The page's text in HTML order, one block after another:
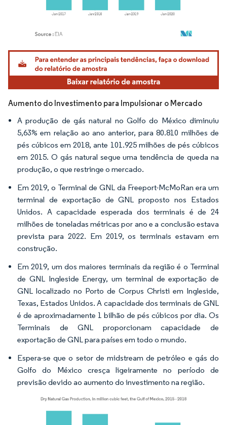
Imagem © Mordor Intelligence. O reuso requer atribuição conforme CC BY 4.0.
Aumento do Investimento para Impulsionar o Mercado
A produção de gás natural no Golfo do México diminuiu
5,63% em relação ao ano anterior, para 80.810 milhões de
pés cúbicos em 2018, ante 101.925 milhões de pés cúbicos
em 2015. O gás natural segue uma tendência de queda na
produção, o que restringe o mercado.
Em 2019, o Terminal de GNL da Freeport-McMoRan era um
terminal de exportação de GNL proposto nos Estados
Unidos. A capacidade esperada dos terminais é de 24
milhões de toneladas métricas por ano e a conclusão estava
prevista para 2022. Em 2019, os terminais estavam em
construção.
Em 2019, um dos maiores terminais da região é o Terminal
de GNL Ingleside Energy, um terminal de exportação de
GNL localizado no Porto de Corpus Christi em Ingleside,
Texas, Estados Unidos. A capacidade dos terminais de GNL
é de aproximadamente 1 bilhão de pés cúbicos por dia. Os
Terminais de GNL proporcionam capacidade de
exportação de GNL para países em todo o mundo.
Espera-se que o setor de midstream de petróleo e gás do
Golfo do México cresça ligeiramente no período de
previsão devido ao aumento do investimento na região.